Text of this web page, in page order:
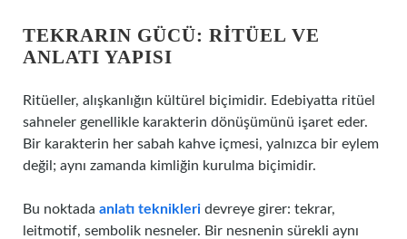
TEKRARIN GÜCÜ: RITÜEL VE
ANLATI YAPISI
Ritüeller, alışkanlığın kültürel biçimidir. Edebiyatta ritüel
sahneler genellikle karakterin dönüşümünü işaret eder.
Bir karakterin her sabah kahve içmesi, yalnızca bir eylem
değil; aynı zamanda kimliğin kurulma biçimidir.
Bu noktada anlatı teknikleri devreye girer: tekrar,
leitmotif, sembolik nesneler. Bir nesnenin sürekli aynı